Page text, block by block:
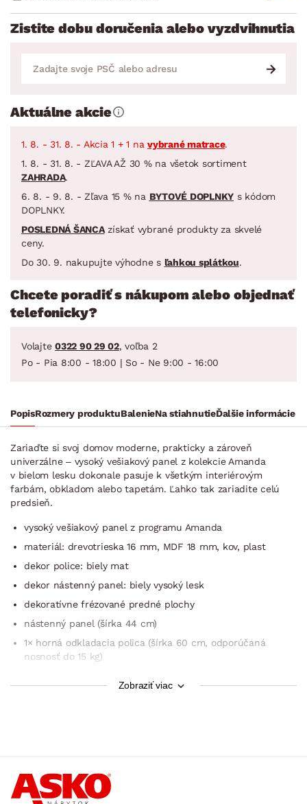
Zistite dobu doručenia alebo vyzdvihnutia
Aktuálne akcie
1. 8. - 31. 8. - Akcia 1 + 1 na vybrané matrace.
1. 8. - 31. 8. - ZĽAVA AŽ 30 % na všetok sortiment
ZAHRADA.
6. 8. - 9. 8. - Zľava 15 % na BYTOVÉ DOPLNKY s kódom
DOPLNKY.
POSLEDNÁ ŠANCAzískať vybrané produkty za skvelé
ceny.
Do 30. 9. nakupujte výhodne s ľahkou splátkou.
Chcete poradiť s nákupom alebo objednať
telefonicky?
Volajte 0322 90 29 02, voľba 2
Po - Pia 8:00 - 18:00 | So - Ne 9:00 - 16:00
PopisRozmery produktuBalenieNa stiahnutieĎalšie informácie
Zariaďte si svoj domov moderne, prakticky a zároveň
univerzálne – vysoký vešiakový panel z kolekcie Amanda
v bielom lesku dokonale pasuje k všetkým interiérovým
farbám, obkladom alebo tapetám. Ľahko tak zariadite celú
predsieň.
vysoký vešiakový panel z programu Amanda
materiál: drevotrieska 16 mm, MDF 18 mm, kov, plast
dekor police: biely mat
dekor nástenný panel: biely vysoký lesk
dekoratívne frézované predné plochy
nástenný panel (šírka 44 cm)
1× horná odkladacia polica (šírka 60 cm, odporúčaná
nosnosť do 15 kg)
dodávané v demonte
Zobraziť viac